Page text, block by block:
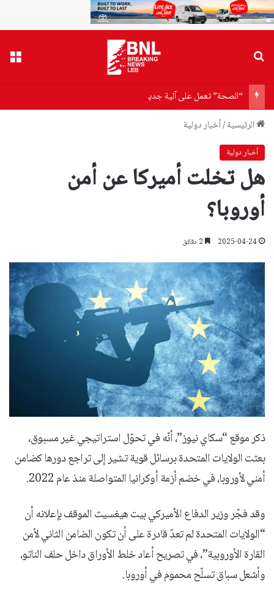
“الصحة” تعمل على آلية جديدة لعلاج جرحى 4 آب
الرئيسية/أخبار دولية
أخبار دولية
هل تخلت أميركا عن أمن
أوروبا؟
2025-04-24
ذكر موقع “سكاي نيوز”، أنّه في تحوّل استراتيجي غير مسبوق،
بعثت الولايات المتحدة برسائل قوية تشير إلى تراجع دورها كضامن
أمني لأوروبا، في خضم أزمة أوكرانيا المتواصلة منذ عام 2022.
وقد فجّر وزير الدفاع الأميركي بيت هيغسيث الموقف بإعلانه أن
“الولايات المتحدة لم تعدّ قادرة على أن تكون الضامن الثاني لأمن
القارة الأوروبية”، في تصريح أعاد خلط الأوراق داخل حلف الناتو،
وأشعل سباق تسلّح محموم في أوروبا.